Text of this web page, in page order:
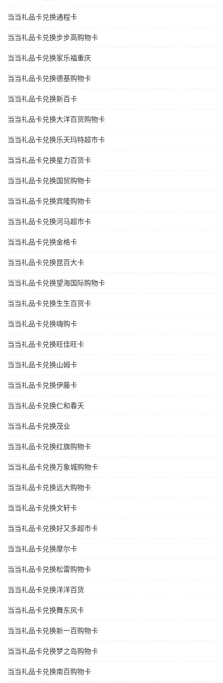
当当礼品卡兑换通程卡
当当礼品卡兑换步步高购物卡
当当礼品卡兑换家乐福重庆
当当礼品卡兑换德基购物卡
当当礼品卡兑换新百卡
当当礼品卡兑换大洋百货购物卡
当当礼品卡兑换乐天玛特超市卡
当当礼品卡兑换星力百货卡
当当礼品卡兑换国贸购物卡
当当礼品卡兑换宾隆购物卡
当当礼品卡兑换河马超市卡
当当礼品卡兑换金格卡
当当礼品卡兑换昆百大卡
当当礼品卡兑换望海国际购物卡
当当礼品卡兑换生生百货卡
当当礼品卡兑换嗨购卡
当当礼品卡兑换旺佳旺卡
当当礼品卡兑换山姆卡
当当礼品卡兑换伊藤卡
当当礼品卡兑换仁和春天
当当礼品卡兑换茂业
当当礼品卡兑换红旗购物卡
当当礼品卡兑换万象城购物卡
当当礼品卡兑换远大购物卡
当当礼品卡兑换文轩卡
当当礼品卡兑换好又多超市卡
当当礼品卡兑换摩尔卡
当当礼品卡兑换松雷购物卡
当当礼品卡兑换洋洋百货
当当礼品卡兑换舞东风卡
当当礼品卡兑换新一百购物卡
当当礼品卡兑换梦之岛购物卡
当当礼品卡兑换南百购物卡